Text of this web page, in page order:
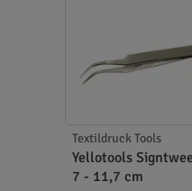
Textildruck Tools
Yellotools
7 - 11,7 cm